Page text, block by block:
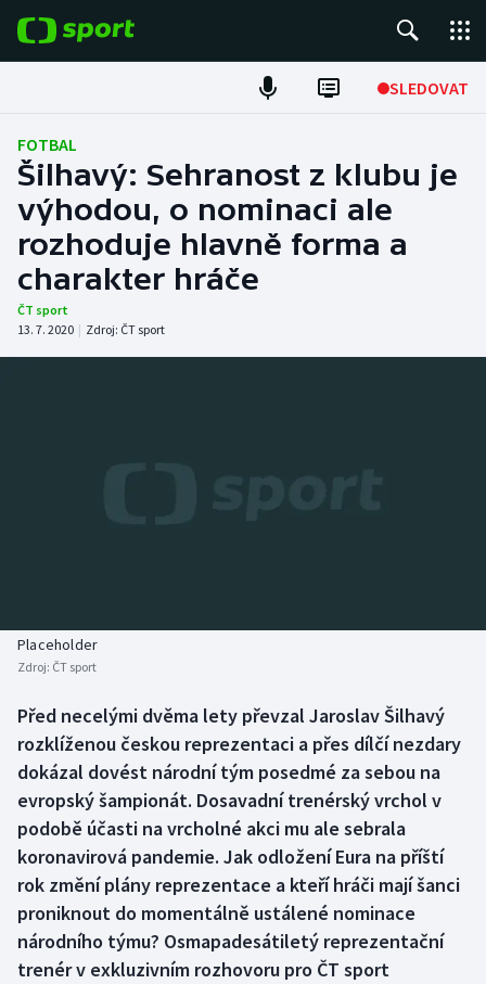
SLEDOVAT
Fotbal
Hokej
Tenis
Atletika
Boby a skeleton
Box
Curling
Dostihy
Florbal
Futsal
Golf
AZ kvíz
FOTBAL
Šilhavý: Sehranost z klubu je
výhodou, o nominaci ale
rozhoduje hlavně forma a
charakter hráče
ČT sport
13. 7. 2020 | Zdroj: ČT sport
Placeholder
Zdroj: ČT sport
Před necelými dvěma lety převzal Jaroslav Šilhavý
rozklíženou českou reprezentaci a přes dílčí nezdary
dokázal dovést národní tým posedmé za sebou na
evropský šampionát. Dosavadní trenérský vrchol v
podobě účasti na vrcholné akci mu ale sebrala
koronavirová pandemie. Jak odložení Eura na příští
rok změní plány reprezentace a kteří hráči mají šanci
proniknout do momentálně ustálené nominace
národního týmu? Osmapadesátiletý reprezentační
trenér v exkluzivním rozhovoru pro ČT sport